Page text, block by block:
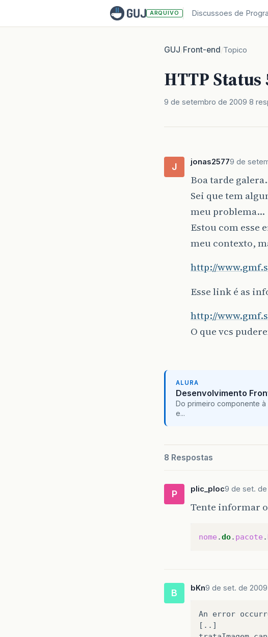
ARQUIVO Discussoes de
GUJ/Front-end/Topico
HTTP Status
9 de setembro de 2009 8
J jonas25779 de
Boa tarde
Sei que tem
meu problema…
Estou com esse
meu contexto,
http://
Esse link é as
http://
O que vcs
ALURA
Desenvolvimento
Do primeiro componente
e...
8 Respostas
P plic_ploc9 de set.
Tente informar
nome .do. pacote .
B bKn9 de set. de 2009
An error
[..]